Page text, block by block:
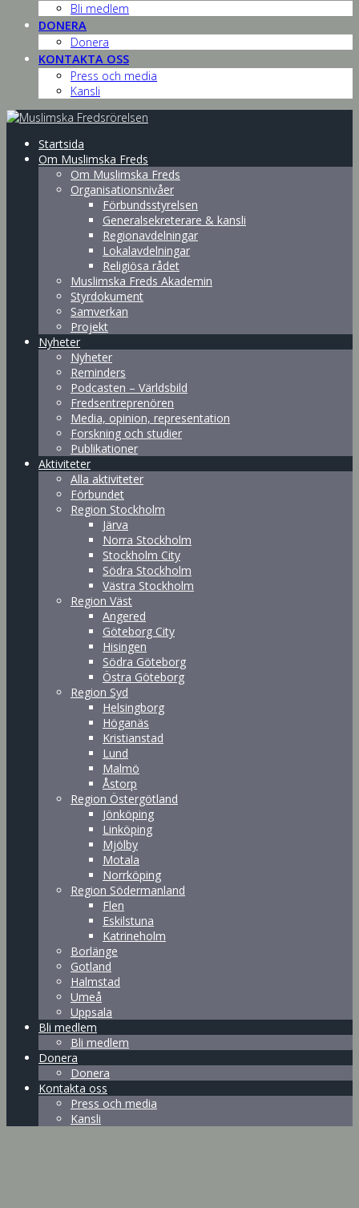
Bli medlem
DONERA
Donera
KONTAKTA OSS
Press och media
Kansli
Startsida
Om Muslimska Freds
Om Muslimska Freds
Organisationsnivåer
Förbundsstyrelsen
Generalsekreterare & kansli
Regionavdelningar
Lokalavdelningar
Religiösa rådet
Muslimska Freds Akademin
Styrdokument
Samverkan
Projekt
Nyheter
Nyheter
Reminders
Podcasten – Världsbild
Fredsentreprenören
Media, opinion, representation
Forskning och studier
Publikationer
Aktiviteter
Alla aktiviteter
Förbundet
Region Stockholm
Järva
Norra Stockholm
Stockholm City
Södra Stockholm
Västra Stockholm
Region Väst
Angered
Göteborg City
Hisingen
Södra Göteborg
Östra Göteborg
Region Syd
Helsingborg
Höganäs
Kristianstad
Lund
Malmö
Åstorp
Region Östergötland
Jönköping
Linköping
Mjölby
Motala
Norrköping
Region Södermanland
Flen
Eskilstuna
Katrineholm
Borlänge
Gotland
Halmstad
Umeå
Uppsala
Bli medlem
Bli medlem
Donera
Donera
Kontakta oss
Press och media
Kansli